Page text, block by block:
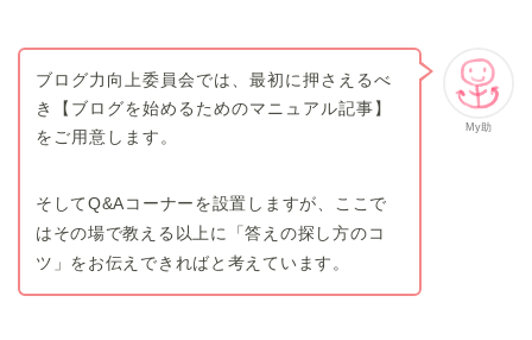
My助
ブログ力向上委員会では、最初に押さえるべ
き【ブログを始めるためのマニュアル記事】
をご用意します。
そしてQ&Aコーナーを設置しますが、ここで
はその場で教える以上に「答えの探し方のコ
ツ」をお伝えできればと考えています。